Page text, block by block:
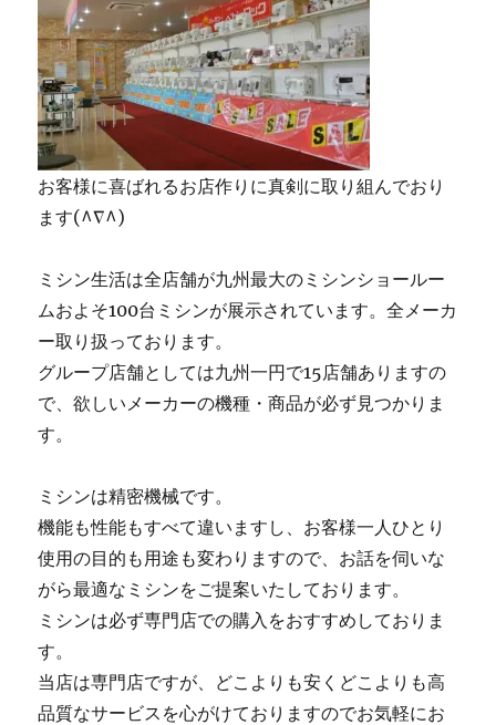
お客様に喜ばれるお店作りに真剣に取り組んでおり
ます(^∇^)
ミシン生活は全店舗が九州最大のミシンショールー
ムおよそ100台ミシンが展示されています。全メーカ
ー取り扱っております。
グループ店舗としては九州一円で15店舗ありますの
で、欲しいメーカーの機種・商品が必ず見つかりま
す。
ミシンは精密機械です。
機能も性能もすべて違いますし、お客様一人ひとり
使用の目的も用途も変わりますので、お話を伺いな
がら最適なミシンをご提案いたしております。
ミシンは必ず専門店での購入をおすすめしておりま
す。
当店は専門店ですが、どこよりも安くどこよりも高
品質なサービスを心がけておりますのでお気軽にお